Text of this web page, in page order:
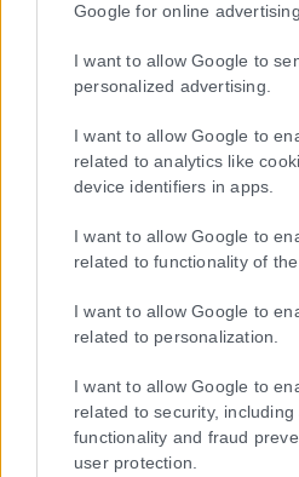
Google for online
I want to allow Google to
personalized advertising.
I want to allow Google to
related to analytics like
device identifiers in apps.
I want to allow Google to
related to functionality of
I want to allow Google to
related to personalization.
I want to allow Google to
related to security,
functionality and fraud
user protection.
Η εταιρεία με την επωνυμία
συμμορφώνονται με τη Σύσταση (ΕΕ)
1ης Μαρτίου 2018 σχετικά με τα
αντιμετώπιση του παράνομου
Μοναδικός αριθμός Μ.Η.Τ. 262048